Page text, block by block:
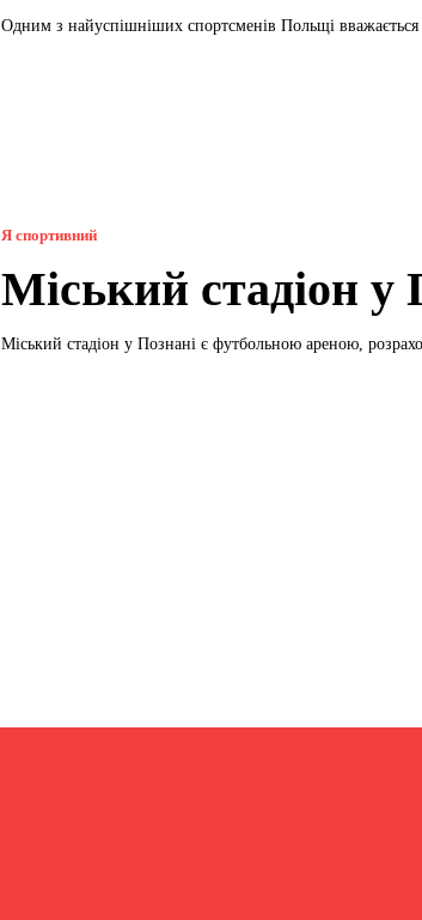
Одним з найуспішніших спортсменів Польщі
Я спортивний
Міський стадіон у
Міський стадіон у Познані є футбольною ареною,